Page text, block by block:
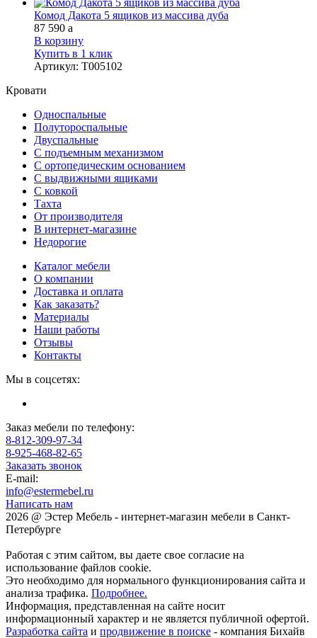
Комод Дакота 5 ящиков из массива дуба
87 590 a
В корзину
Купить в 1 клик
Артикул: Т005102
Кровати
Односпальные
Полутороспальные
Двуспальные
С подъемным механизмом
С ортопедическим основанием
С выдвижными ящиками
С ковкой
Тахта
От производителя
В интернет-магазине
Недорогие
Каталог мебели
О компании
Доставка и оплата
Как заказать?
Материалы
Наши работы
Отзывы
Контакты
Мы в соцсетях:
Заказ мебели по телефону:
8-812-309-97-34
8-925-468-82-65
Заказать звонок
E-mail:
info@estermebel.ru
Написать нам
2026 @ Эстер Мебель - интернет-магазин мебели в Санкт-
Петербурге
Работая с этим сайтом, вы даете свое согласие на
использование файлов cookie.
Это необходимо для нормального функционирования сайта и
анализа трафика. Подробнее.
Информация, представленная на сайте носит
информационный характер и не является публичной офертой.
Разработка сайта и продвижение в поиске - компания Бихайв